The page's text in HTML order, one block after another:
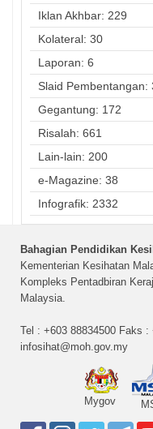
Iklan Akhbar: 229
Kolateral: 30
Laporan: 6
Slaid Pembentangan:
Gegantung: 172
Risalah: 661
Lain-lain: 200
e-Magazine: 38
Infografik: 2332
Bahagian Pendidikan
Kementerian Kesihatan
Kompleks Pentadbiran
Malaysia.
Tel : +603 88834500 Faks :
infosihat@moh.gov.my
Mygov